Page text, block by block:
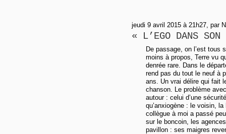
jeudi 9 avril 2015 à 21h27, par
« L’EGO DANS SON
De passage, on l’est tous
moins à propos, Terre vu
denrée rare. Dans le
rend pas du tout le neuf à
ans. Un vrai délire qui fait
chanson. Le problème
autour : celui d’une
qu’anxiogène : le voisin,
collègue à moi a passé
sur le boncoin, les
pavillon : ses maigres